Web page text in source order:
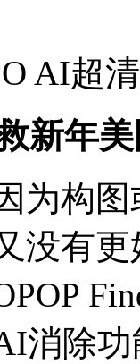
AI超
新年
为构
没有
消除